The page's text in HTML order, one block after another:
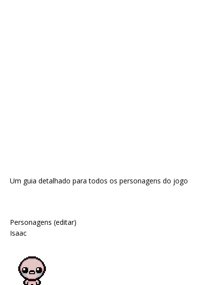
Um guia detalhado para todos os personagens do jogo
Personagens (editar)
Isaac